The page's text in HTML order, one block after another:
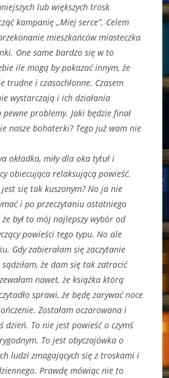
lub większych trosk
kampanię „Miej serce”. Celem
mieszkańców miasteczka
One same bardzo się w to
ile mogą by pokazać innym, że
trudne i czasochłonne. Czasem
wystarczają i ich działania
problemy. Jaki będzie finał
nasze bohaterki? Tego już wam nie
okładka, miły dla oka tytuł i
obiecująca relaksującą powieść.
się tak kuszonym? No ja nie
i po przeczytaniu ostatniego
był to mój najlepszy wybór od
powieści tego typu. No ale
Gdy zabierałam się zaczytanie
sądziłam, że dam się tak zatracić
nawet, że książka którą
sprawi, że będę zarywać noce
Zostałam oczarowana i
To nie jest powieść o czymś
To jest obyczajówka o
ludzi zmagających się z troskami i
Prawdę mówiąc nie to